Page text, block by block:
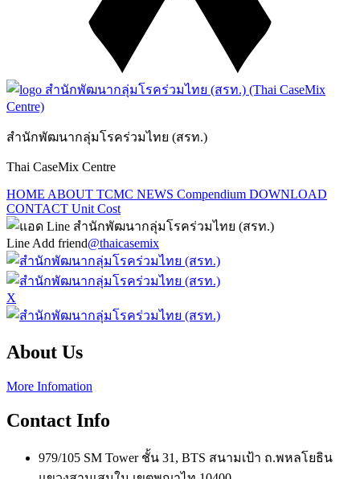
สำนักพัฒนากลุ่มโรคร่วมไทย (สรท.)
Thai CaseMix Centre
HOME ABOUT TCMC NEWS Compendium DOWNLOAD
CONTACT Unit Cost
Line Add friend@thaicasemix
X
About Us
More Infomation
Contact Info
979/105 SM Tower ชั้น 31, BTS สนามเป้า ถ.พหลโยธิน